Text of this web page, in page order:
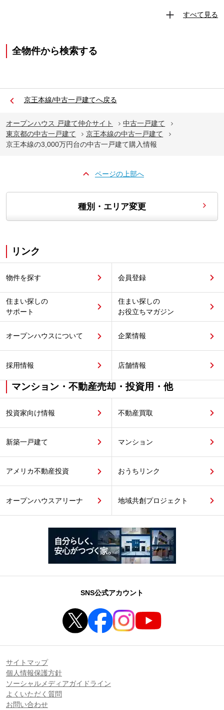
すべて見る
全物件から検索する
京王本線/中古一戸建てへ戻る
オープンハウス 戸建て仲介サイト
中古一戸建て
東京都の中古一戸建て
京王本線の中古一戸建て
京王本線の3,000万円台の中古一戸建て購入情報
ページの上部へ
種別・エリア変更
リンク
物件を探す 会員登録
住まい探しの
サポート
住まい探しの
お役立ちマガジン
オープンハウスについて 企業情報
採用情報 店舗情報
マンション・不動産売却・投資用・他
投資家向け情報 不動産買取
新築一戸建て マンション
アメリカ不動産投資 おうちリンク
オープンハウスアリーナ 地域共創プロジェクト
SNS公式アカウント
サイトマップ
個人情報保護方針
ソーシャルメディアガイドライン
よくいただく質問
お問い合わせ